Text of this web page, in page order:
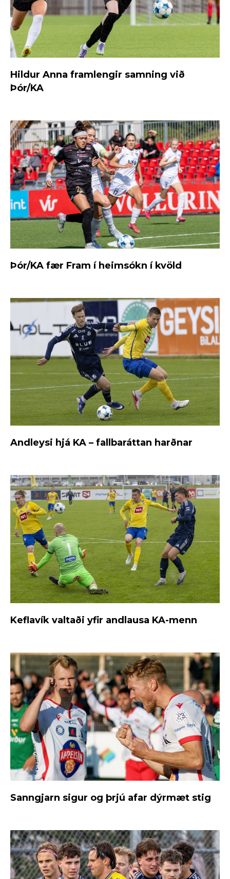
Hildur Anna framlengir samning við
Þór/KA
Þór/KA fær Fram í heimsókn í kvöld
Andleysi hjá KA – fallbaráttan harðnar
Keflavík valtaði yfir andlausa KA-menn
Sanngjarn sigur og þrjú afar dýrmæt stig